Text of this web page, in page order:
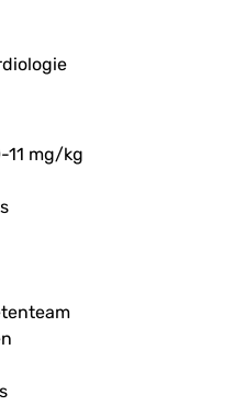
11 mg/kg